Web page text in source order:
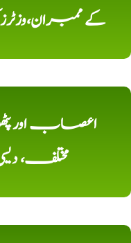
کے
اعصاب اور
مختلف،